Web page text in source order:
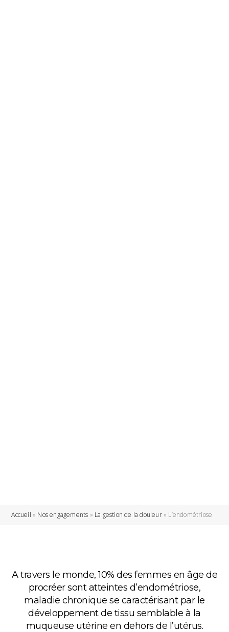
Accueil » Nos engagements » La gestion de la douleur» L’endométriose
A travers le monde, 10% des femmes en âge de
procréer sont atteintes d’endométriose,
maladie chronique se caractérisant par le
développement de tissu semblable à la
muqueuse utérine en dehors de l’utérus.